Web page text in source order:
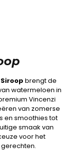
brengt de
watermeloen in
Vincenzi
van zomerse
en smoothies tot
smaak van
voor het